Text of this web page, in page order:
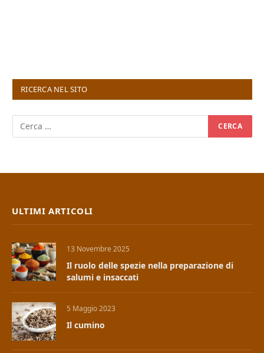
RICERCA NEL SITO
ULTIMI ARTICOLI
13 Novembre 2025
Il ruolo delle spezie nella preparazione di
salumi e insaccati
5 Maggio 2023
Il cumino